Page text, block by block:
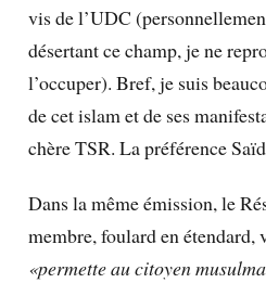
vis de l’UDC
désertant ce champ, je ne
l’occuper). Bref, je suis
de cet islam et de ses
chère TSR. La préférence
Dans la même émission, le
membre, foulard en étendard,
«permette au citoyen